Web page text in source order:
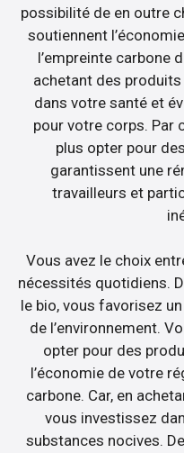
possibilité de en outre
soutiennent
l’empreinte carbone
achetant des
dans votre santé et
pour votre corps. Par
plus opter pour
garantissent une
travailleurs et
Vous avez le choix
nécessités quotidiens.
le bio, vous favorisez
de l’environnement.
opter pour des
l’économie de votre
carbone. Car, en
vous investissez
substances nocives.